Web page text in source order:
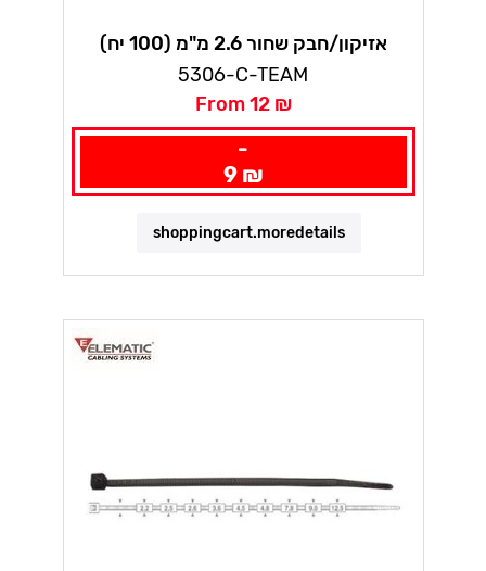
אזיקון/חבק שחור 2.6 מ"מ (100 יח)
אלמטיק
5306-C-TEAM
From 12 ₪
-
9 ₪
shoppingcart.moredetails